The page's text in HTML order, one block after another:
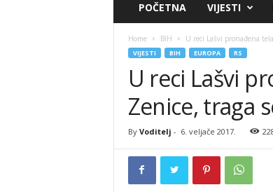
POČETNA VIJESTI
Home BIH U reci Lašvi pronađena
VIJESTI BIH EUROPA RS
U reci Lašvi
Zenice, traga
By Voditelj - 6. veljače 2017.